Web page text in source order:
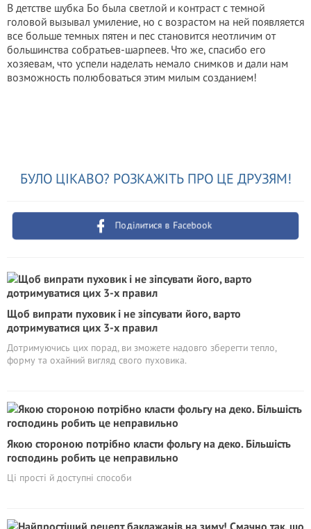
В детстве шубка Бо была светлой и контраст с темной
головой вызывал умиление, но с возрастом на ней появляется
все больше темных пятен и пес становится неотличим от
большинства собратьев-шарпеев. Что же, спасибо его
хозяевам, что успели наделать немало снимков и дали нам
возможность полюбоваться этим милым созданием!
БУЛО ЦІКАВО? РОЗКАЖІТЬ ПРО ЦЕ ДРУЗЯМ!
Поділитися в Facebook
Щоб випрати пуховик і не зіпсувати його, варто
дотримуватися цих 3-х правил
Дотримуючись цих порад, ви зможете надовго зберегти тепло,
форму та охайний вигляд свого пуховика.
Якою стороною потрібно класти фольгу на деко. Більшість
господинь робить це неправильно
Ці прості й доступні способи